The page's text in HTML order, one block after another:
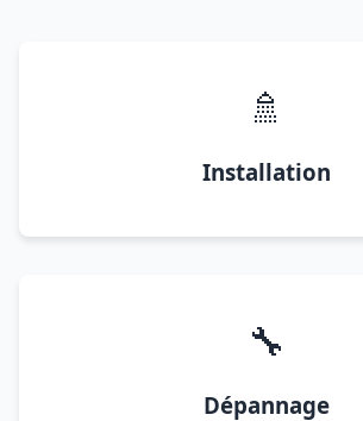
🚿
Installation
🔧
Dépannage